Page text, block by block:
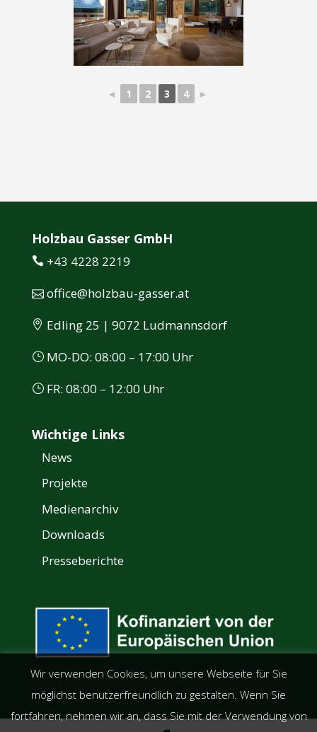
◄ 1 2 3 4 ►
Holzbau Gasser GmbH
+43 4228 2219
office@holzbau-gasser.at
Edling 25 | 9072 Ludmannsdorf
MO-DO: 08:00 – 17:00 Uhr
FR: 08:00 – 12:00 Uhr
Wichtige Links
News
Projekte
Medienarchiv
Downloads
Presseberichte
Wir verwenden Cookies, um unsere Webseite für Sie
möglichst benutzerfreundlich zu gestalten. Wenn Sie
fortfahren, nehmen wir an, dass Sie mit der Verwendung von